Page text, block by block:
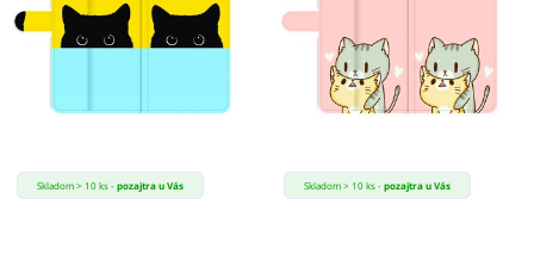
Skladom > 10 ks -pozajtra u Vás Skladom > 10 ks -pozajtra u Vás